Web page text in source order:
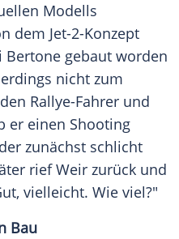
Modells
dem Jet-2-Konzept
Bertone gebaut worden
nicht zum
den Rallye-Fahrer und
er einen Shooting
zunächst schlicht
rief Weir zurück und
vielleicht. Wie viel?"
Bau